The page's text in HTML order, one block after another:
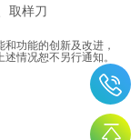
取样刀
功能的创新及改进，
情况恕不另行通知。